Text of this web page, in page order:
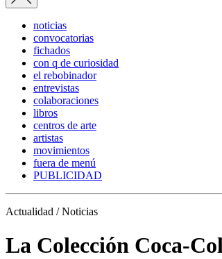
noticias
convocatorias
fichados
con q de curiosidad
el rebobinador
entrevistas
colaboraciones
libros
centros de arte
artistas
movimientos
fuera de menú
PUBLICIDAD
Actualidad / Noticias
La Colección Coca-